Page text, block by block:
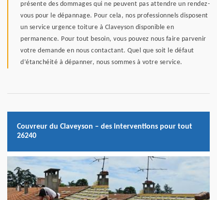
présente des dommages qui ne peuvent pas attendre un rendez-
vous pour le dépannage. Pour cela, nos professionnels disposent
un service urgence toiture à Claveyson disponible en
permanence. Pour tout besoin, vous pouvez nous faire parvenir
votre demande en nous contactant. Quel que soit le défaut
d’étanchéité à dépanner, nous sommes à votre service.
Couvreur du Claveyson – des interventions pour tout
26240